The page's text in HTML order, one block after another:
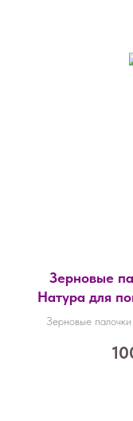
Зерновые
Натура для
яичные,
Зерновые